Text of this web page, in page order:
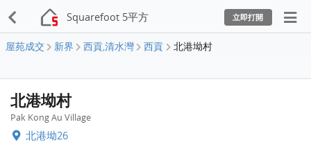
Squarefoot 5平方 立即打開
屋苑成交 新界 西貢,清水灣 西貢 北港坳村
北港坳村
Pak Kong Au Village
北港坳26